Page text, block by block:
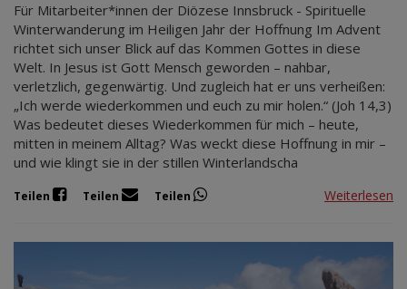
Für Mitarbeiter*innen der Diözese Innsbruck - Spirituelle
Winterwanderung im Heiligen Jahr der Hoffnung Im Advent
richtet sich unser Blick auf das Kommen Gottes in diese
Welt. In Jesus ist Gott Mensch geworden – nahbar,
verletzlich, gegenwärtig. Und zugleich hat er uns verheißen:
„Ich werde wiederkommen und euch zu mir holen.“ (Joh 14,3)
Was bedeutet dieses Wiederkommen für mich – heute,
mitten in meinem Alltag? Was weckt diese Hoffnung in mir –
und wie klingt sie in der stillen Winterlandscha
Teilen Teilen Teilen Weiterlesen